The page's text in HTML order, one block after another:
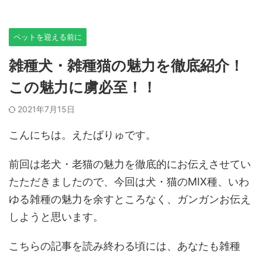
ペットを迎える前に
雑種犬・雑種猫の魅力を徹底紹介！
この魅力に虜必至！！
2021年7月15日
こんにちは。えたばりゅです。
前回は老犬・老猫の魅力を徹底的にお伝えさせてい
たただきましたので、今回は犬・猫のMIX種、いわ
ゆる雑種の魅力を余すところなく、ガンガンお伝え
しようと思います。
こちらの記事を読み終わる頃には、あなたも雑種